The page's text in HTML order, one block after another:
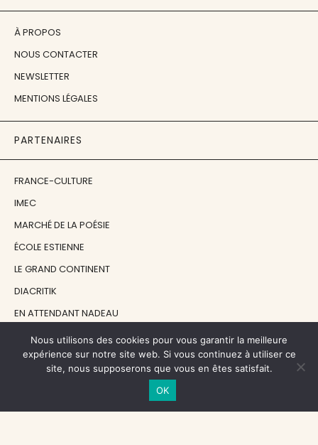
À PROPOS
NOUS CONTACTER
NEWSLETTER
MENTIONS LÉGALES
PARTENAIRES
FRANCE-CULTURE
IMEC
MARCHÉ DE LA POÉSIE
ÉCOLE ESTIENNE
LE GRAND CONTINENT
DIACRITIK
EN ATTENDANT NADEAU
NOS SOUTIENS
Nous utilisons des cookies pour vous garantir la meilleure
expérience sur notre site web. Si vous continuez à utiliser ce
site, nous supposerons que vous en êtes satisfait.
OK